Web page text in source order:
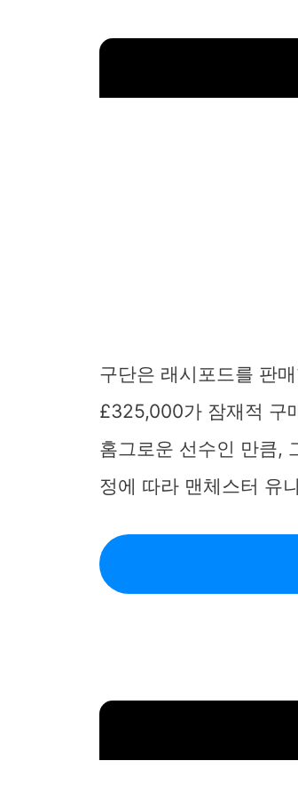
구단은 래시포드를 판
£325,000가 잠재적 구
홈그로운 선수인 만큼,
정에 따라 맨체스터 유